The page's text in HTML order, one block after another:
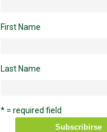
First Name
Last Name
* = required field